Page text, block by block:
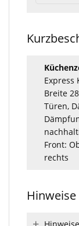
Express
Breite
Türen,
Front:
rechts
Hinweise